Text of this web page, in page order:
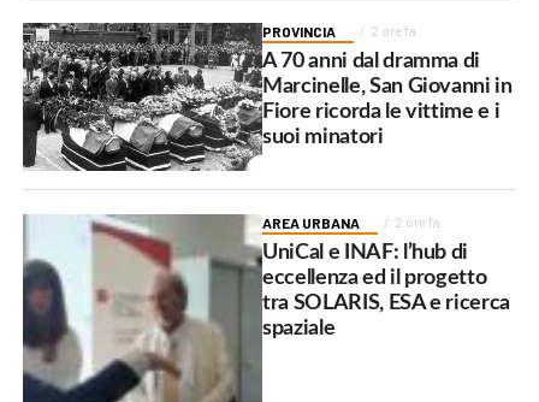
PROVINCIA 2 ore fa
A 70 anni dal dramma di
Marcinelle, San Giovanni in
Fiore ricorda le vittime e i
suoi minatori
AREA URBANA 2 ore fa
UniCal e INAF: l’hub di
eccellenza ed il progetto
tra SOLARIS, ESA e ricerca
spaziale